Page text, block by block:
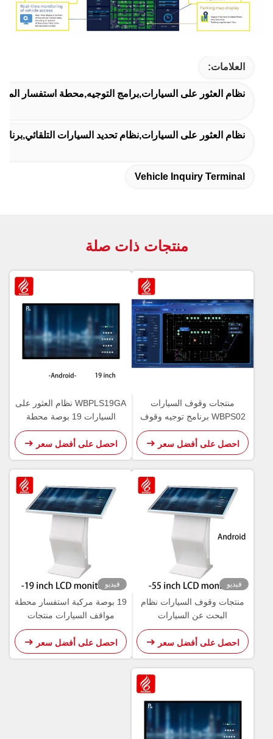
العلامات:
نظام العثور على السيارات,برامج التوجيه,محطة استفسار
نظام العثور على السيارات,نظام تحديد السيارات
Vehicle Inquiry Terminal
منتجات ذات صلة
منتجات وقوف السيارات
WBPS02 برنامج توجيه وقوف
السيارات بالموجات فوق
الصوتية0
احصل على أفضل سعر
WBPLS19GA نظام العثور على
السيارات 19 بوصة محطة
استفسار المركبات
احصل على أفضل سعر
فيديو
منتجات وقوف السيارات نظام
البحث عن السيارات
WBPLS55ZA 55 بوصة محطة
استفسار المركبات
احصل على أفضل سعر
فيديو
19 بوصة مركبة استفسار محطة
مواقف السيارات منتجات
WBPLS19ZW
احصل على أفضل سعر